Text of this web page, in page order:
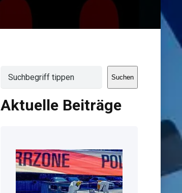
Suchen
Aktuelle Beiträge